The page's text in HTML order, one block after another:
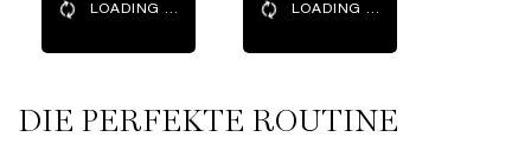
LOADING ... LOADING ...
GOES WITH YOUR FRAGRANCE
DIE PERFEKTE ROUTINE ​